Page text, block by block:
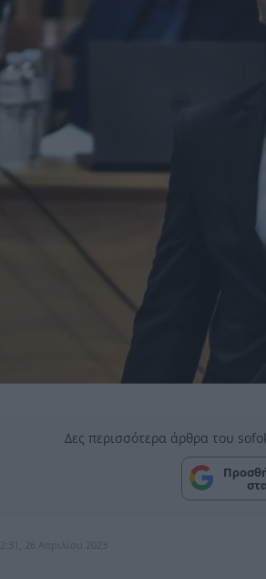
Δες περισσότερα άρθρα του
12:31, 26 Απριλίου 2023